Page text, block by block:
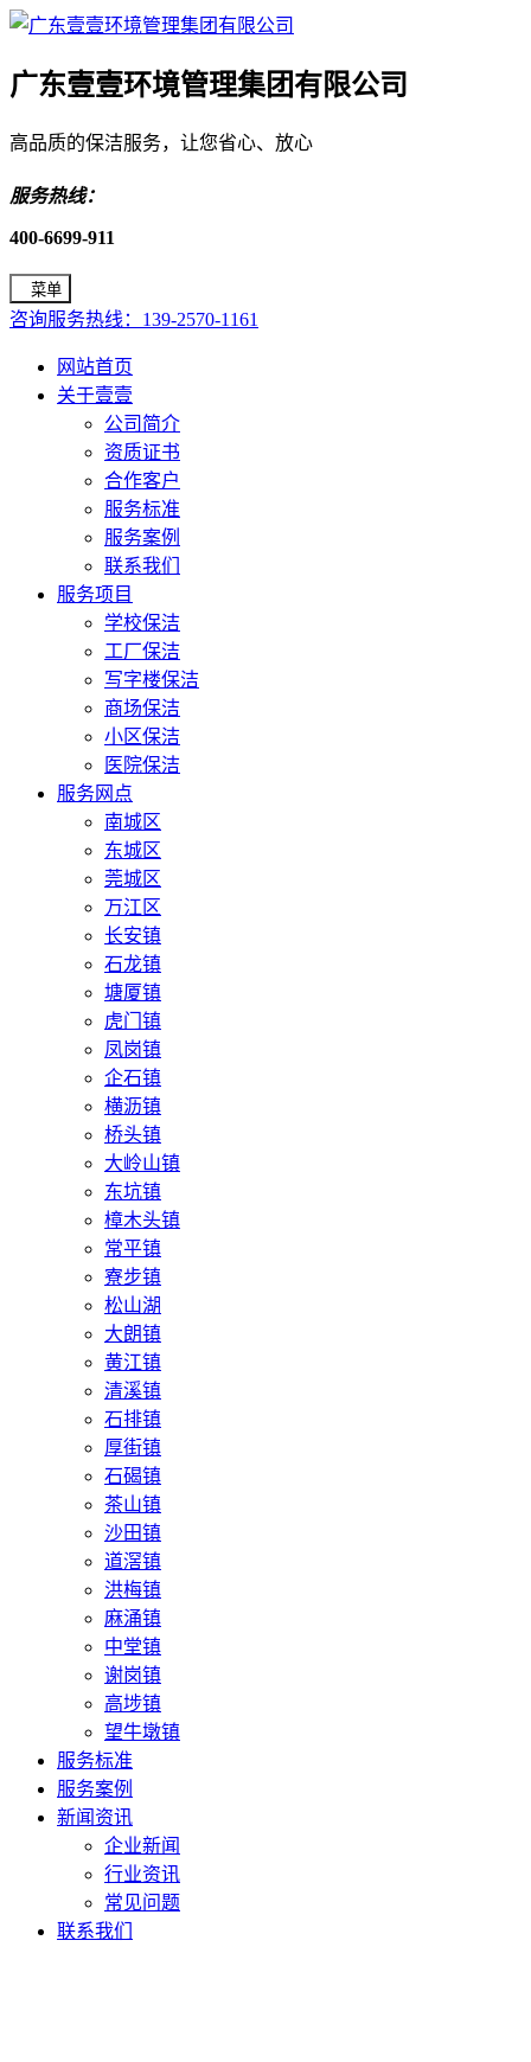
广东壹壹环境管理集团有限公司
高品质的保洁服务，让您省心、放心
服务热线：
400-6699-911
菜单
咨询服务热线：139-2570-1161
网站首页
关于壹壹
公司简介
资质证书
合作客户
服务标准
服务案例
联系我们
服务项目
学校保洁
工厂保洁
写字楼保洁
商场保洁
小区保洁
医院保洁
服务网点
南城区
东城区
莞城区
万江区
长安镇
石龙镇
塘厦镇
虎门镇
凤岗镇
企石镇
横沥镇
桥头镇
大岭山镇
东坑镇
樟木头镇
常平镇
寮步镇
松山湖
大朗镇
黄江镇
清溪镇
石排镇
厚街镇
石碣镇
茶山镇
沙田镇
道滘镇
洪梅镇
麻涌镇
中堂镇
谢岗镇
高埗镇
望牛墩镇
服务标准
服务案例
新闻资讯
企业新闻
行业资讯
常见问题
联系我们